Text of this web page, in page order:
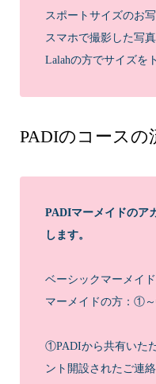
スポートサイズのお
スマホで撮影した写
Lalahの方でサイズを
PADIの コースの
PADIマーメイドのア
します。
ベーシックマーメイ
マーメイドの方：①
①PADIから共有いた
ント開設されたご連